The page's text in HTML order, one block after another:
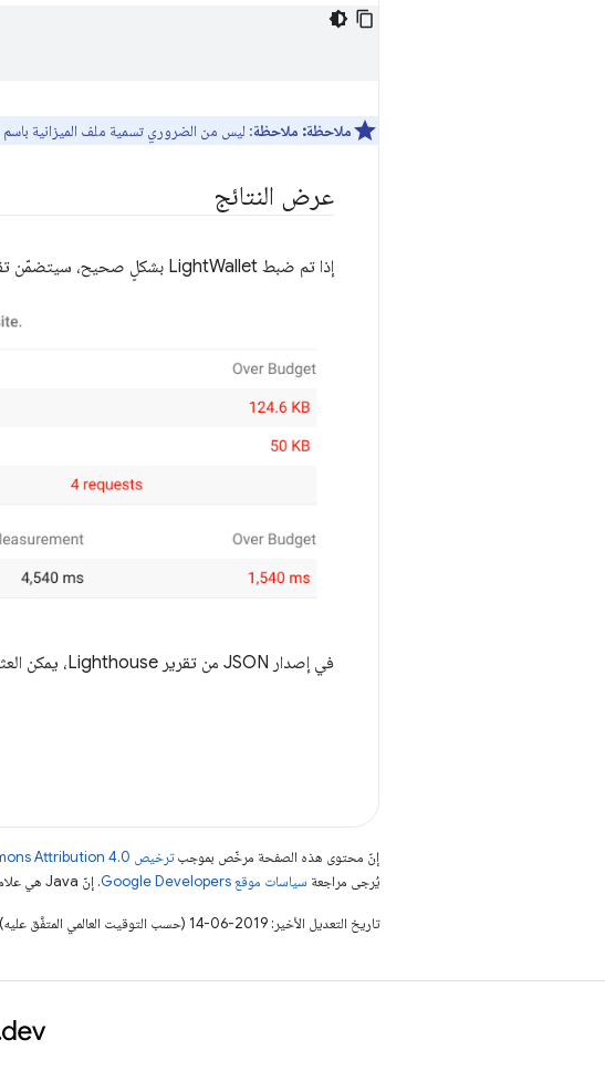
ملاحظة: ملاحظة: ليس من الضروري تسمية ملف الميزانية باسم
عرض النتائج
إذا تم ضبط LightWallet بشكلٍ صحيح، سيتضمّن تقرير Lighthouse قسم
في إصدار JSON من تقرير Lighthouse، يمكن العثور على نتائج Lightwallet ضمن نتائج تدقيق
إنّ محتوى هذه الصفحة مرخّص بموجبترخيص Creative Commons Attribution 4.0‏
يُرجى مراجعة سياسات موقع Google Developers‏ . إنّ Java هي علامة تجارية مسجَّلة لشركة Oracle و/أو شركائها التابعين.
تاريخ التعديل الأخير: 2019-06-14 (حسب التوقيت العالمي المتفَّق عليه)